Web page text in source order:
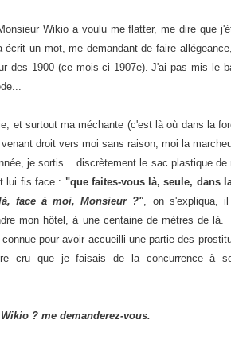
Wikio a voulu me flatter, me dire que
écrit un mot, me demandant de faire
des 1900 (ce mois-ci 1907e). J'ai pas mis le
et surtout ma méchante (c'est là où dans la
droit vers moi sans raison, moi la
je sortis... discrètement le sac plastique
lui fis face : "que faites-vous là, seule, dans
face à moi, Monsieur ?", on s'expliqua,
mon hôtel, à une centaine de mètres de
pour avoir accueilli une partie des
cru que je faisais de la concurrence à
? me demanderez-vous.